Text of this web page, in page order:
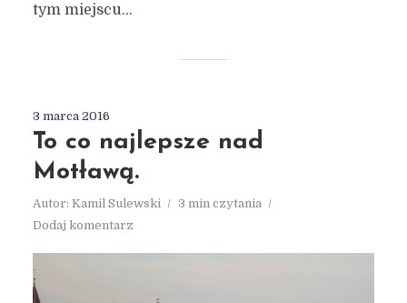
tym miejscu...
3 marca 2016
To co najlepsze nad
Motławą.
Autor: Kamil Sulewski
3 min czytania
Dodaj komentarz